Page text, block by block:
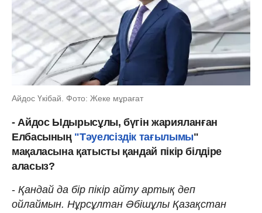
Айдос Үкібай. Фото: Жеке мұрағат
- Айдос Ыдырысұлы, бүгін жарияланған
Елбасының "Тәуелсіздік тағылымы"
мақаласына қатысты қандай пікір білдіре
аласыз?
- Қандай да бір пікір айту артық деп
ойлаймын. Нұрсұлтан Әбішұлы Қазақстан